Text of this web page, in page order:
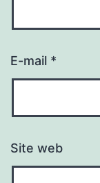
E-mail *
Site web